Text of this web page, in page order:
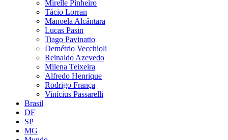
Mirelle Pinheiro
Tácio Lorran
Manoela Alcântara
Lucas Pasin
Tiago Pavinatto
Demétrio Vecchioli
Reinaldo Azevedo
Milena Teixeira
Alfredo Henrique
Rodrigo França
Vinícius Passarelli
Brasil
DF
SP
MG